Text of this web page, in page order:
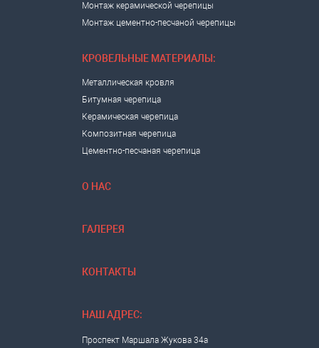
Монтаж керамической черепицы
Монтаж цементно-песчаной черепицы
КРОВЕЛЬНЫЕ МАТЕРИАЛЫ:
Металлическая кровля
Битумная черепица
Керамическая черепица
Композитная черепица
Цементно-песчаная черепица
О НАС
ГАЛЕРЕЯ
КОНТАКТЫ
НАШ АДРЕС:
Проспект Маршала Жукова 34а